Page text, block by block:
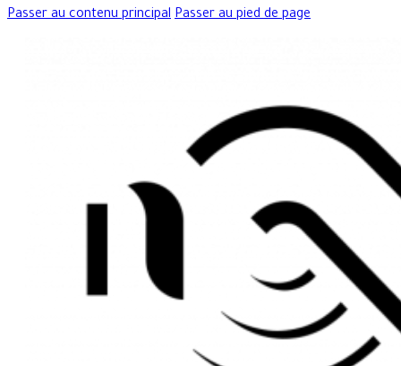
Passer au contenu principal Passer au pied de page